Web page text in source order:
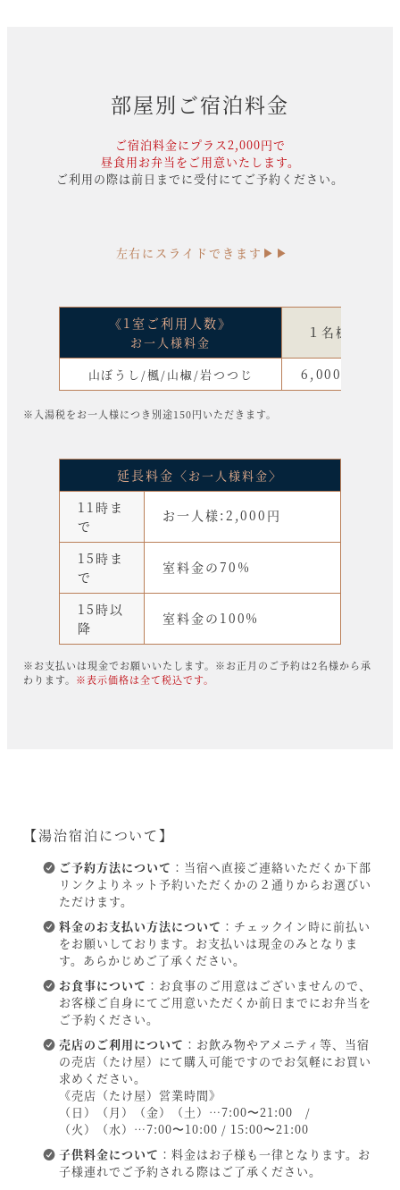
部屋別ご宿泊料金
ご宿泊料金にプラス2,000円で
昼食用お弁当をご用意いたします。
ご利用の際は前日までに受付にてご予約ください。
左右にスライドできます▶︎▶︎
《1室ご利用人数》
お一人様料金
１名様
山ぼうし/楓/山椒/岩つつじ 6,000円
※入湯税をお一人様につき別途150円いただきます。
延長料金〈お一人様料金〉
11時ま
で
お一人様:2,000円
15時ま
で
室料金の70%
15時以
降
室料金の100%
※お支払いは現金でお願いいたします。※お正月のご予約は2名様から承
わります。 ※表示価格は全て税込です。
【湯治宿泊について】
ご予約方法について ：当宿へ直接ご連絡いただくか下部
リンクよりネット予約いただくかの２通りからお選びい
ただけます。
料金のお支払い方法について ：チェックイン時に前払い
をお願いしております。お支払いは現金のみとなりま
す。あらかじめご了承ください。
お食事について ：お食事のご用意はございませんので、
お客様ご自身にてご用意いただくか前日までにお弁当を
ご予約ください。
売店のご利用について ：お飲み物やアメニティ等、当宿
の売店（たけ屋）にて購入可能ですのでお気軽にお買い
求めください。
《売店（たけ屋）営業時間》
（日）（月）（金）（土）…7:00〜21:00 /
（火）（水）…7:00〜10:00 / 15:00〜21:00
子供料金について ：料金はお子様も一律となります。お
子様連れでご予約される際はご了承ください。